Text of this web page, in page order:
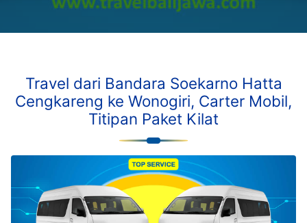
Travel dari Bandara Soekarno Hatta
Cengkareng ke Wonogiri, Carter Mobil,
Titipan Paket Kilat